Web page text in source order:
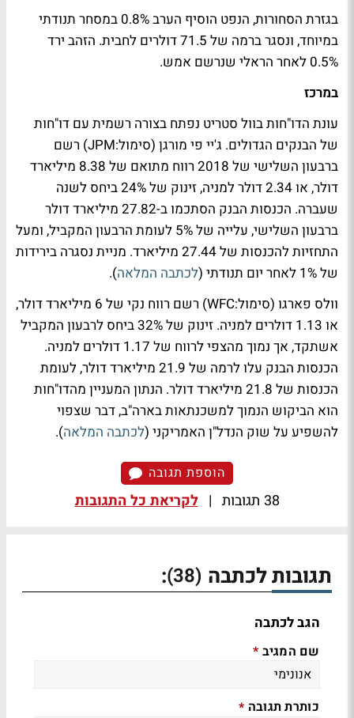
בגזרת הסחורות, הנפט הוסיף הערב 0.8% במסחר תנודתי
במיוחד, ונסגר ברמה של 71.5 דולרים לחבית. הזהב ירד
0.5% לאחר הראלי שנרשם אמש.
במרכז
עונת הדו"חות בוול סטריט נפתח בצורה רשמית עם דו"חות
של הבנקים הגדולים. ג'יי פי מורגן (סימול:JPM) רשם
ברבעון השלישי של 2018 רווח מתואם של 8.38 מיליארד
דולר, או 2.34 דולר למניה, זינוק של 24% ביחס לשנה
שעברה. הכנסות הבנק הסתכמו ב-27.82 מיליארד דולר
ברבעון השלישי, עלייה של 5% לעומת הרבעון המקביל, ומעל
התחזיות להכנסות של 27.44 מיליארד. מניית נסגרה בירידות
של 1% לאחר יום תנודתי (
לכתבה המלאה).
וולס פארגו (סימול:WFC) רשם רווח נקי של 6 מיליארד דולר,
או 1.13 דולרים למניה. זינוק של 32% ביחס לרבעון המקביל
אשתקד, אך נמוך מהצפי לרווח של 1.17 דולרים למניה.
הכנסות הבנק עלו לרמה של 21.9 מיליארד דולר, לעומת
הכנסות של 21.8 מיליארד דולר. הנתון המעניין מהדו"חות
הוא הביקוש הנמוך למשכנתאות בארה"ב, דבר שצפוי
להשפיע על שוק הנדל"ן האמריקני (לכתבה המלאה).
הוספת תגובה
38 תגובות | לקריאת כל התגובות
תגובות לכתבה (38)
:
הגב לכתבה
שם המגיב *
כותרת תגובה *